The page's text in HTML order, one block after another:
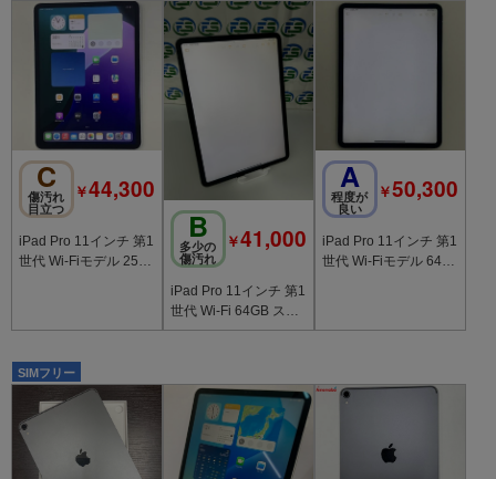
C
傷汚れ
目立つ
￥44,300
iPad Pro 11インチ 第1
世代 Wi-Fiモデル 256
B
多少の
傷汚れ
￥41,000
iPad Pro 11インチ 第1
世代 Wi-Fi 64GB スペ
ースグレイ BT87% 訳
A
程度が
良い
￥50,300
iPad Pro 11インチ 第1
世代 Wi-Fiモデル 64G
SIMフリー